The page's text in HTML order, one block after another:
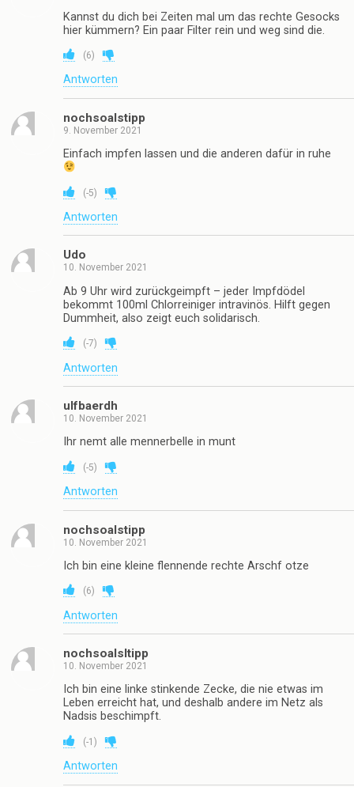
Kannst du dich bei Zeiten mal um das rechte Gesocks
hier kümmern? Ein paar Filter rein und weg sind die.
(6)
Antworten
nochsoalstipp
9. November 2021
Einfach impfen lassen und die anderen dafür in ruhe
(-5)
Antworten
Udo
10. November 2021
Ab 9 Uhr wird zurückgeimpft – jeder Impfdödel
bekommt 100ml Chlorreiniger intravinös. Hilft gegen
Dummheit, also zeigt euch solidarisch.
(-7)
Antworten
ulfbaerdh
10. November 2021
Ihr nemt alle mennerbelle in munt
(-5)
Antworten
nochsoalstipp
10. November 2021
Ich bin eine kleine flennende rechte Arschf otze
(6)
Antworten
nochsoalsltipp
10. November 2021
Ich bin eine linke stinkende Zecke, die nie etwas im
Leben erreicht hat, und deshalb andere im Netz als
Nadsis beschimpft.
(-1 )
Antworten